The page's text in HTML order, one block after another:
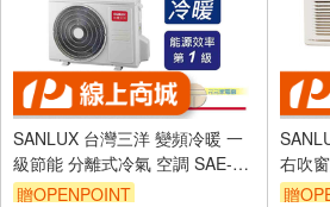
SANLUX 台灣三洋 變頻冷暖 一
級節能 分離式冷氣 空調 SAE-
V23HJ3/SAC-V23HJ3
贈OPENPOINT
右吹
贈